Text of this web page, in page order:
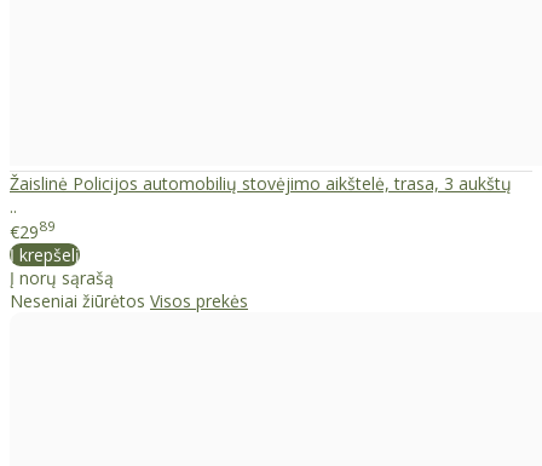
Žaislinė Policijos automobilių stovėjimo aikštelė, trasa, 3 aukštų
..
€2989
Į krepšelį
Į norų sąrašą
Neseniai žiūrėtos Visos prekės